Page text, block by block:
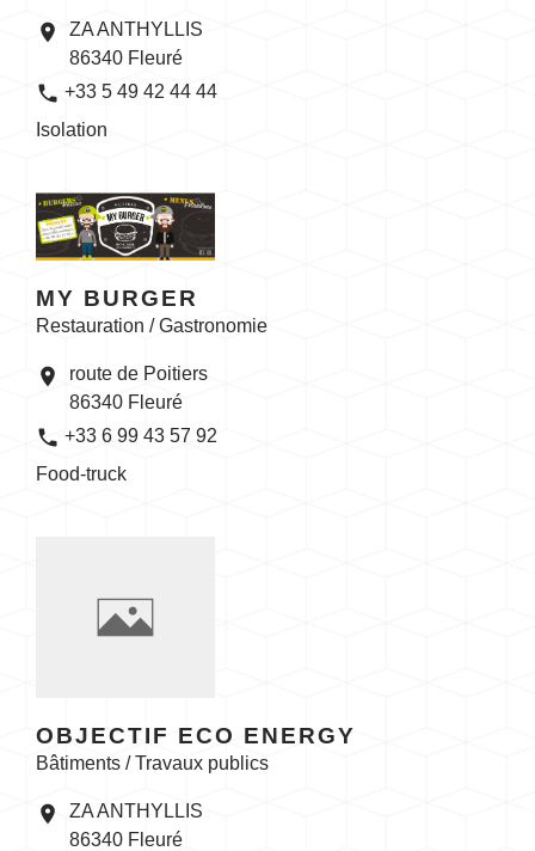
location_on
ZA ANTHYLLIS
86340 Fleuré
phone +33 5 49 42 44 44
Isolation
MY BURGER
Restauration / Gastronomie
location_on
route de Poitiers
86340 Fleuré
phone +33 6 99 43 57 92
Food-truck
OBJECTIF ECO ENERGY
Bâtiments / Travaux publics
location_on
ZA ANTHYLLIS
86340 Fleuré